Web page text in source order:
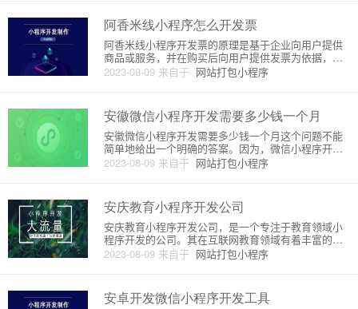
资质首先，你需
阿香米线小程序怎么开发票
2023-08-09 来自于 网站打包小程序
阿香米线小程序开发票的原理是基于企业向用户提供
商品或服务，并在购买后向用户提供发票为依据，让
用户获得发票的权益。因此，在开发阿香米线小程序
的时候，需要遵照相关的开票规则，确保用户能够在
从阿香米线小程序开发票的需
安徽微信小程序开发需要多少钱一个月
2023-08-09 来自于 网站打包小程序
安徽微信小程序开发需要多少钱一个月这个问题不能
简单地给出一个明确的答案。因为，微信小程序开发
需要根据具体的需求来定制不同的解决方案，包括功
能、设计、技术、维护等等，所以价格也会有所不
理、流程和价格。一、微信小程序
安庆教育小程序开发公司
2023-08-09 来自于 网站打包小程序
安庆教育小程序开发公司，是一个专注于教育领域小
程序开发的公司。其在互联网教育领域有着丰富的经
验和技术，致力于为教育行业提供高品质、高效率的
小程序开发服务。安庆教育小程序开发公司是一家拥
常先进的技术和开发理念，如
安卓开发微信小程序开发工具